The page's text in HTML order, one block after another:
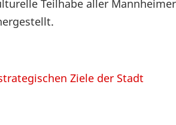
Teilhabe aller
Ziele der Stadt